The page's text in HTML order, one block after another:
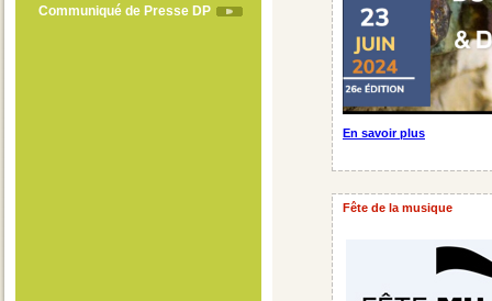
Communiqué de Presse DP
En savoir plus
Fête de la musique